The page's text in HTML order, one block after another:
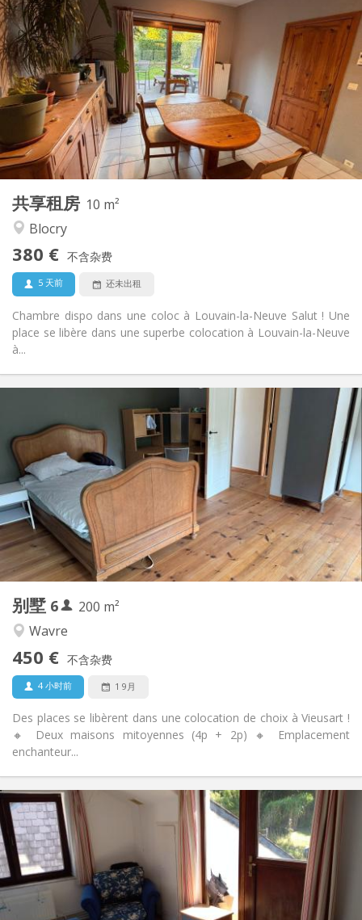
共享租房 10 m²
Blocry
380 € 不含杂费
5 天前 还未出租
Chambre dispo dans une coloc à Louvain-la-Neuve Salut ! Une
place se libère dans une superbe colocation à Louvain-la-Neuve
à...
租金:
380 €
水电费:
120 €
租期:
12个月
住房登记:
可登记
布局
浴室:
共用
厨房:
共用
面积:
10 m
2
私人房间:
1
别墅 6
200 m²
Wavre
450 € 不含杂费
4 小时前 1 9月
Des places se libèrent dans une colocation de choix à Vieusart !
🔸 Deux maisons mitoyennes (4p + 2p) 🔸 Emplacement
enchanteur...
实用信息
租金:
450 € (75 €/个人)
水电费:
75 € (13 €/个人)
租期:
住房登记:
可登记
布局
浴室:
共用
厨房:
共用
面积:
200 m
私人房间:
1
实用信息
租金:
430 €
水电费:
100 €
租期:
12个月
住房登记:
布局